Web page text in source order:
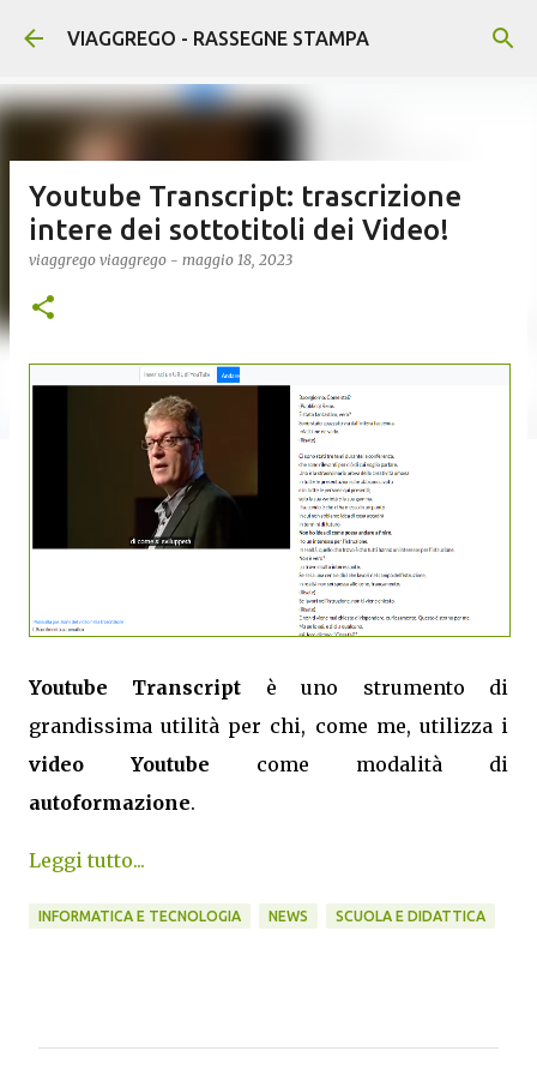
Passa ai contenuti principali
VIAGGREGO - RASSEGNE STAMPA
Youtube Transcript: trascrizione
intere dei sottotitoli dei Video!
viaggrego viaggrego - maggio 18, 2023
Youtube Transcript è uno strumento di
grandissima utilità per chi, come me, utilizza i
video Youtube come modalità di
autoformazione.
Leggi tutto...
INFORMATICA E TECNOLOGIA NEWS SCUOLA E DIDATTICA